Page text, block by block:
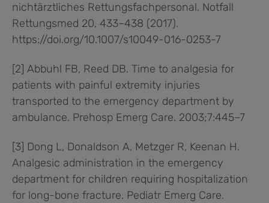
nichtärztliches Rettungsfachpersonal. Notfall
Rettungsmed 20, 433–438 (2017).
https://doi.org/10.1007/s10049-016-0253-7
[2] Abbuhl FB, Reed DB. Time to analgesia for
patients with painful extremity injuries
transported to the emergency department by
ambulance. Prehosp Emerg Care. 2003;7:445–7
[3] Dong L, Donaldson A, Metzger R, Keenan H.
Analgesic administration in the emergency
department for children requiring hospitalization
for long-bone fracture. Pediatr Emerg Care.